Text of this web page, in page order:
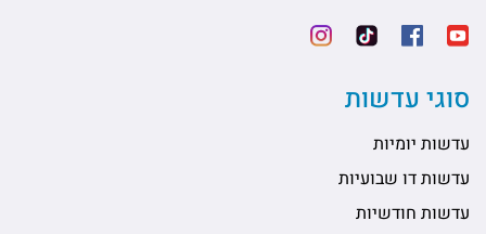
סוגי עדשות
עדשות יומיות
עדשות דו שבועיות
עדשות חודשיות